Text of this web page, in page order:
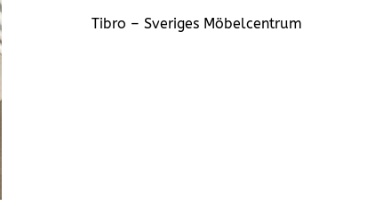
Tibro – Sveriges Möbelcentrum